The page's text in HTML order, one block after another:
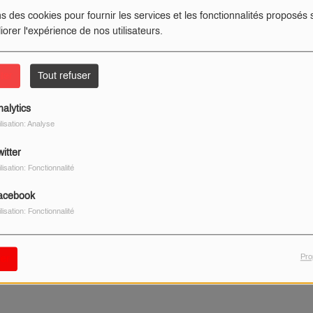
des cookies pour fournir les services et les fonctionnalités proposés
l'expérience de nos utilisateurs.
Tout refuser
Analyse
Fonctionnalité
Fonctionnalité